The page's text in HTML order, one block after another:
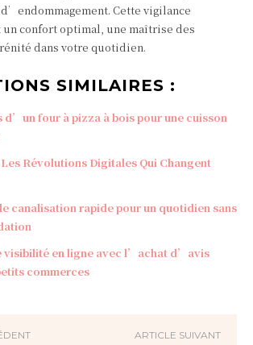
Cette vigilance
confort optimal, une maîtrise des
dans votre quotidien.
SIMILAIRES :
d’un four à pizza à bois pour une cuisson
Révolutions Digitales Qui Changent
canalisation rapide pour un quotidien sans
visibilité en ligne avec l’achat d’avis
commerces
ARTICLE SUIVANT